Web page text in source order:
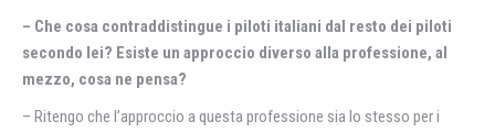
– Che cosa contraddistingue i piloti italiani dal resto dei piloti
secondo lei? Esiste un approccio diverso alla professione, al
mezzo, cosa ne pensa?
– Ritengo che l’approccio a questa professione sia lo stesso per i